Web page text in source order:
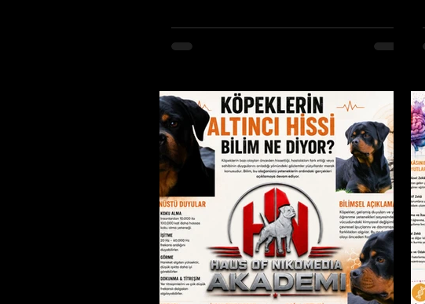
Makalede kullanılan tüm fotoğraflar, HAUS OF
görsellerin fikrî mülkiyet hakları saklıdır. Giriş
Köpekler, binlerce yıldır insan yaşamının ayrılmaz
bir parçası o